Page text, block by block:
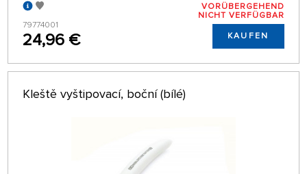
79774001
24,96 €
VORÜBERGEHEND
NICHT VERFÜGBAR
KAUFEN
Kleště vyštipovací, boční (bílé)